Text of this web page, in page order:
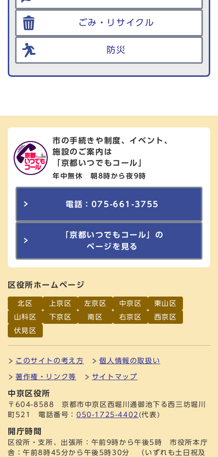
ごみ・リサイクル
防災
市の手続きや制度、イベント、
施設のご案内は
「京都いつでもコール」
年中無休 朝8時から夜9時
電話：075-661-3755
「京都いつでもコール」の
ページを見る
区役所ホームページ
北区 上京区 左京区 中京区
東山区
山科区
下京区 南区 右京区
西京区
伏見区
このサイトの考え方 個人情報の取扱い
著作権・リンク等 サイトマップ
中京区役所
〒604-8588 京都市中京区西堀川通御池下る西三坊堀川
町521 電話番号： 050-1725-4402 (代表)
開庁時間
区役所・支所、出張所：午前9時から午後5時 市役所本庁
舎：午前8時45分から午後5時30分 （いずれも土日祝及